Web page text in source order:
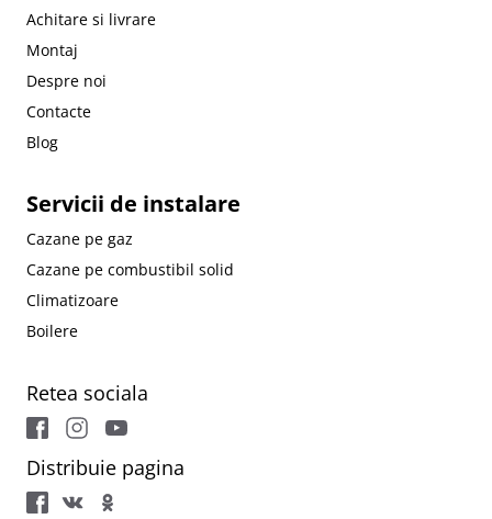
Achitare si livrare
Montaj
Despre noi
Contacte
Blog
Servicii de instalare
Cazane pe gaz
Cazane pe combustibil solid
Climatizoare
Boilere
Retea sociala
Distribuie pagina